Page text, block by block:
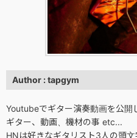
Author : tapgym
Youtubeでギター演奏動画を公開
ギター、動画、機材の事 etc...
HNは好きなギタリスト3人の頭文